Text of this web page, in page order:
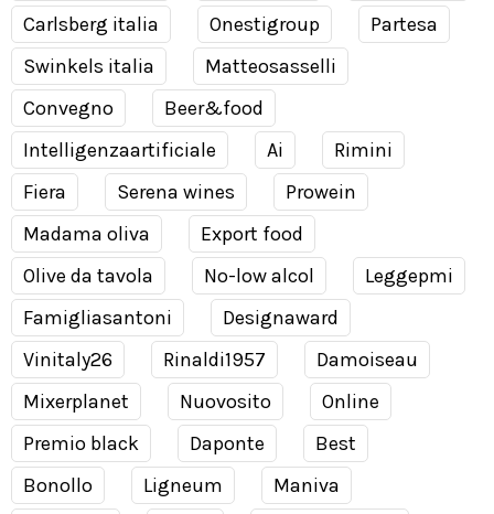
Carlsberg italia
Onestigroup
Partesa
Swinkels italia
Matteosasselli
Convegno
Beer&food
Intelligenzaartificiale
Ai
Rimini
Fiera
Serena wines
Prowein
Madama oliva
Export food
Olive da tavola
No-low alcol
Leggepmi
Famigliasantoni
Designaward
Vinitaly26
Rinaldi1957
Damoiseau
Mixerplanet
Nuovosito
Online
Premio black
Daponte
Best
Bonollo
Ligneum
Maniva